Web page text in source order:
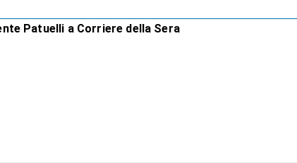
Patuelli a Corriere della Sera